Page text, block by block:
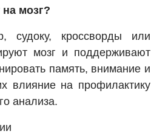
мозг?
судоку, кроссворды или
мозг и поддерживают
память, внимание и
влияние на профилактику
анализа.